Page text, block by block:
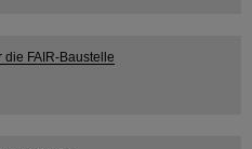
die FAIR-Baustelle